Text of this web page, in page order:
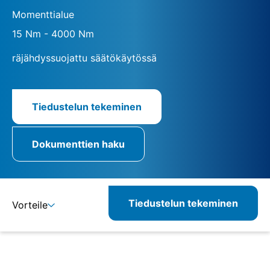
Momenttialue
15 Nm - 4000 Nm
räjähdyssuojattu säätökäytössä
Tiedustelun tekeminen
Dokumenttien haku
Vorteile Tiedustelun tekeminen